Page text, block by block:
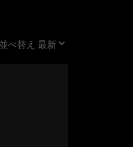
並べ替え最新